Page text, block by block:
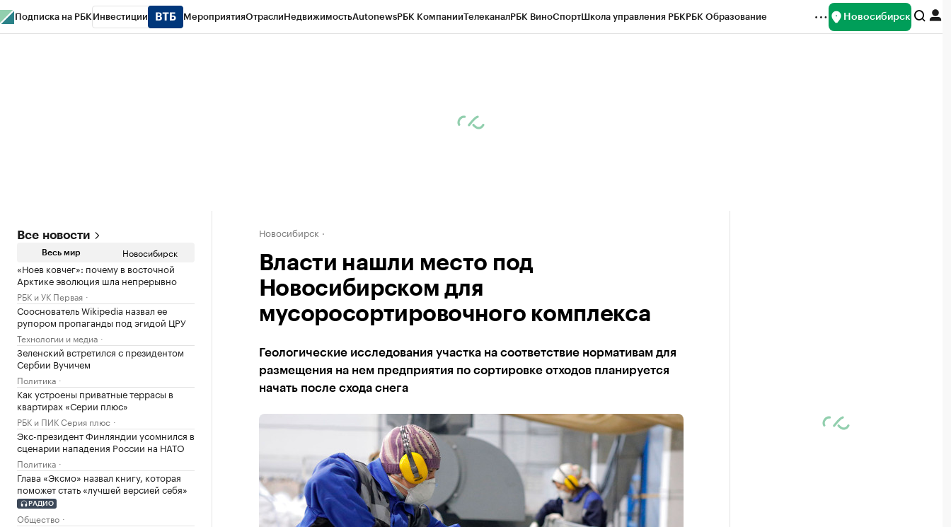
Подписка на РБК Инвестиции МероприятияОтраслиНедвижимостьAutonewsРБК КомпанииТелеканалРБК ВиноСпортШкола управления РБКРБК Образование Новосибирск
Все новости
Весь мир Новосибирск
«Ноев ковчег»: почему в восточной
Арктике эволюция шла непрерывно
РБК и УК Первая
Сооснователь Wikipedia назвал ее
рупором пропаганды под эгидой ЦРУ
Технологии и медиа
Зеленский встретился с президентом
Сербии Вучичем
Политика
Как устроены приватные террасы в
квартирах «Серии плюс»
РБК и ПИК Серия плюс
Экс-президент Финляндии усомнился в
сценарии нападения России на НАТО
Политика
Глава «Эксмо» назвал книгу, которая
поможет стать «лучшей версией себя»
РАДИО
Общество
Новосибирск
Власти нашли место под
Новосибирском для
мусоросортировочного комплекса
Геологические исследования участка на соответствие нормативам для
размещения на нем предприятия по сортировке отходов планируется
начать после схода снега